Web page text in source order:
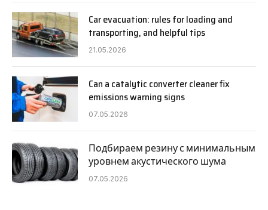
Car evacuation: rules for loading and
transporting, and helpful tips
21.05.2026
Can a catalytic converter cleaner fix
emissions warning signs
07.05.2026
Подбираем резину с минимальным
уровнем акустического шума
07.05.2026